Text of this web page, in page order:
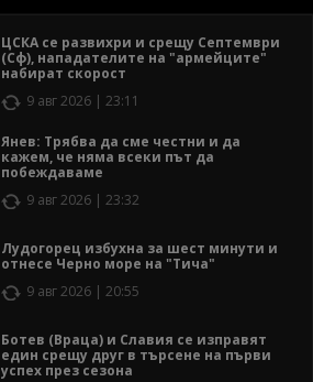
ЦСКА се развихри и срещу Септември
(Сф), нападателите на "армейците"
набират скорост
9 авг 2026 | 23:11
Янев: Трябва да сме честни и да
кажем, че няма всеки път да
побеждаваме
9 авг 2026 | 23:32
Лудогорец избухна за шест минути и
отнесе Черно море на "Тича"
9 авг 2026 | 20:55
Ботев (Враца) и Славия се изправят
един срещу друг в търсене на първи
успех през сезона